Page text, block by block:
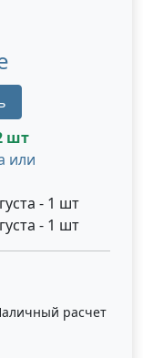
шт
или
- 1 шт
- 1 шт
расчет